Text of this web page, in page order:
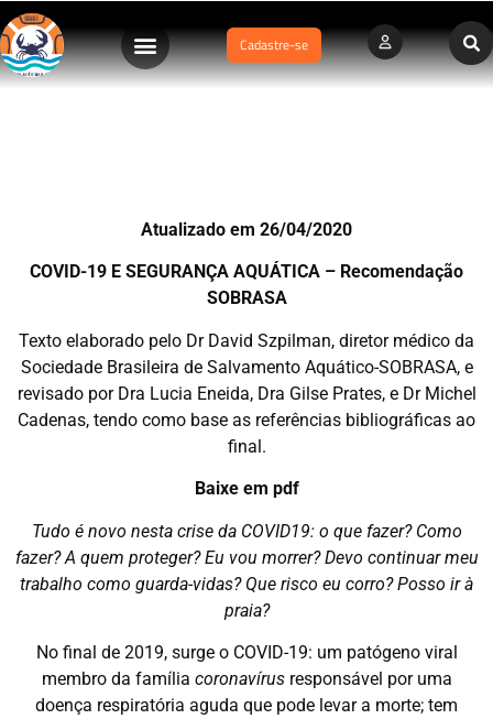
Cadastre-se
COVID-19 E A SEGURANÇA AQUÁTICA – Recomendação
Atualizado em 26/04/2020
COVID-19 E SEGURANÇA AQUÁTICA – Recomendação
SOBRASA
Texto elaborado pelo Dr David Szpilman, diretor médico da
Sociedade Brasileira de Salvamento Aquático-SOBRASA, e
revisado por Dra Lucia Eneida, Dra Gilse Prates, e Dr Michel
Cadenas, tendo como base as referências bibliográficas ao
final.
Baixe em pdf
Tudo é novo nesta crise da COVID19: o que fazer? Como
fazer? A quem proteger? Eu vou morrer? Devo continuar meu
trabalho como guarda-vidas? Que risco eu corro? Posso ir à
praia?
No final de 2019, surge o COVID-19: um patógeno viral
membro da família coronavírusresponsável por uma
doença respiratória aguda que pode levar a morte; tem